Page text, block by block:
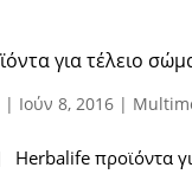
για τέλειο
| Ιούν 8, 2016|
προϊόντα